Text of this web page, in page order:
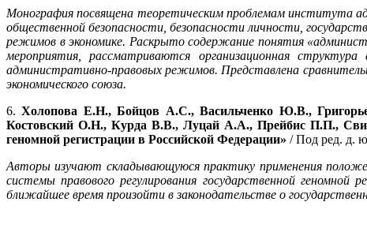
Монография посвящена теоретическим проблемам института
общественной безопасности, безопасности личности,
режимов в экономике. Раскрыто содержание понятия
мероприятия, рассматриваются организационная
административно-правовых режимов. Представлена
экономического союза.
6.Холопова Е.Н., Бойцов А.С., Васильченко Ю.В.,
Костовский О.Н., Курда В.В., Луцай А.А., Прейбис П.П.,
геномной регистрации в Российской Федерации» / Под ред. д.
Авторы изучают складывающуюся практику применения
системы правового регулирования государственной
ближайшее время произойти в законодательстве о